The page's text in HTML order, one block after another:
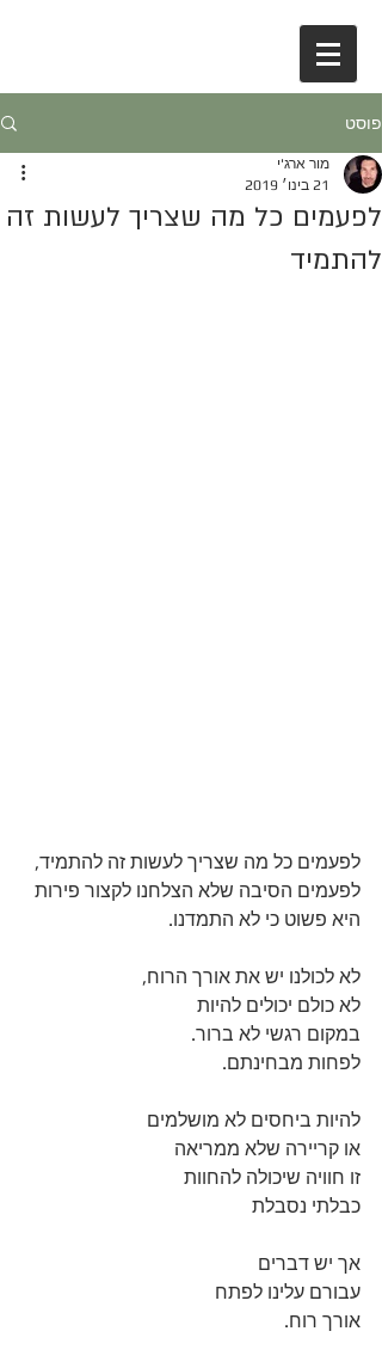
פוסט
לפעמים כל מה שצריך לעשות זה
להתמיד
מור ארג'י
21 בינו׳ 2019
לפעמים כל מה שצריך לעשות זה להתמיד,
לפעמים הסיבה שלא הצלחנו לקצור פירות
היא פשוט כי לא התמדנו.
לא לכולנו יש את אורך הרוח,
לא כולם יכולים להיות
במקום רגשי לא ברור.
לפחות מבחינתם.
להיות ביחסים לא מושלמים
או קריירה שלא ממריאה
זו חוויה שיכולה להחוות
כבלתי נסבלת
אך יש דברים
עבורם עלינו לפתח
אורך רוח.